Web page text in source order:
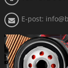
E-post: